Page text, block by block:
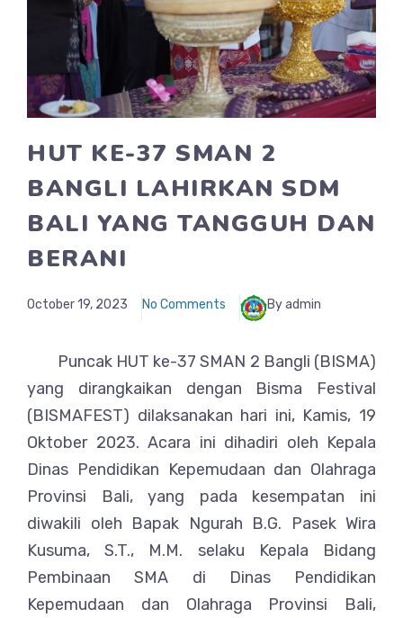
HUT KE-37 SMAN 2
BANGLI LAHIRKAN SDM
BALI YANG TANGGUH DAN
BERANI
October 19, 2023 No Comments By admin
Puncak HUT ke-37 SMAN 2 Bangli (BISMA)
yang dirangkaikan dengan Bisma Festival
(BISMAFEST) dilaksanakan hari ini, Kamis, 19
Oktober 2023. Acara ini dihadiri oleh Kepala
Dinas Pendidikan Kepemudaan dan Olahraga
Provinsi Bali, yang pada kesempatan ini
diwakili oleh Bapak Ngurah B.G. Pasek Wira
Kusuma, S.T., M.M. selaku Kepala Bidang
Pembinaan SMA di Dinas Pendidikan
Kepemudaan dan Olahraga Provinsi Bali,